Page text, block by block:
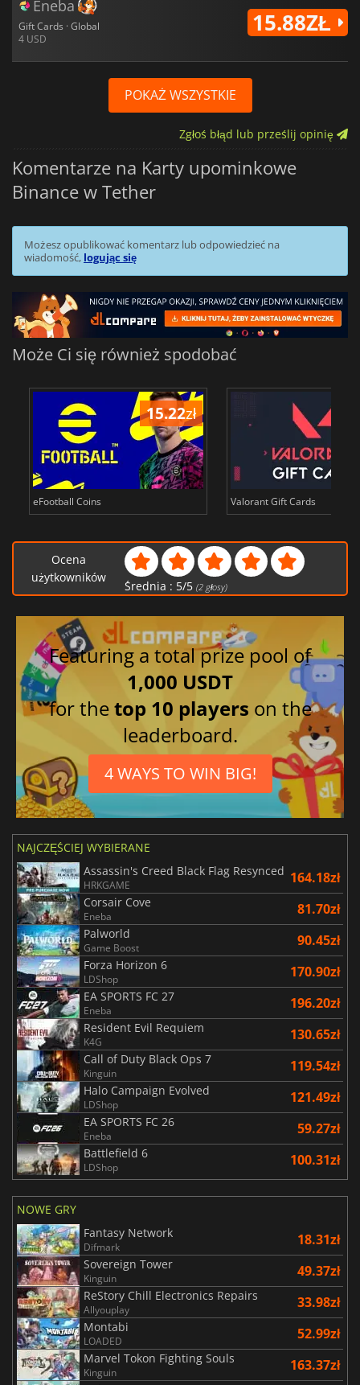
Eneba
Gift Cards · Global
4 USD
15.88ZŁ
POKAŻ WSZYSTKIE
Zgłoś błąd lub prześlij opinię
Komentarze na Karty upominkowe
Binance w Tether
Możesz opublikować komentarz lub odpowiedzieć na
wiadomość, logując się
Może Ci się również spodobać
15.22zł
eFootball Coins Valorant Gift Cards
Ocena
użytkowników
Średnia : 5/5 (2głosy)
Featuring a total prize pool of
1,000 USDT
for thetop 10 players on the
leaderboard.
4 WAYS TO WIN BIG!
NAJCZĘŚCIEJ WYBIERANE
Assassin's Creed Black Flag Resynced
HRKGAME 164.18zł
Corsair Cove
Eneba 81.70zł
Palworld
Game Boost 90.45zł
Forza Horizon 6
LDShop 170.90zł
EA SPORTS FC 27
Eneba 196.20zł
Resident Evil Requiem
K4G 130.65zł
Call of Duty Black Ops 7
Kinguin 119.54zł
Halo Campaign Evolved
LDShop 121.49zł
EA SPORTS FC 26
Eneba 59.27zł
Battlefield 6
LDShop 100.31zł
NOWE GRY
Fantasy Network
Difmark 18.31zł
Sovereign Tower
Kinguin 49.37zł
ReStory Chill Electronics Repairs
Allyouplay 33.98zł
Montabi
LOADED 52.99zł
Marvel Tokon Fighting Souls
Kinguin 163.37zł